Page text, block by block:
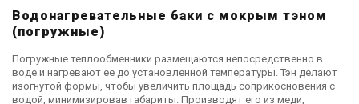
Водонагревательные баки с мокрым тэном
(погружные)
Погружные теплообменники размещаются непосредственно в
воде и нагревают ее до установленной температуры. Тэн делают
изогнутой формы, чтобы увеличить площадь соприкосновения с
водой, минимизировав габариты. Производят его из меди,